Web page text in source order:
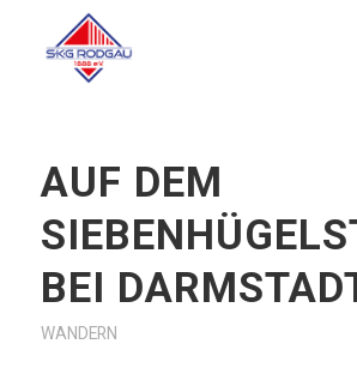
AUF DEM
BEI
WANDERN